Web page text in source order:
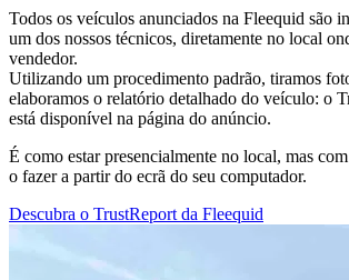
Todos os veículos anunciados na Fleequid são
um dos nossos técnicos, diretamente no local
vendedor.
Utilizando um procedimento padrão, tiramos
elaboramos o relatório detalhado do veículo: o
está disponível na página do anúncio.
É como estar presencialmente no local, mas
o fazer a partir do ecrã do seu computador.
Descubra o TrustReport da Fleequid